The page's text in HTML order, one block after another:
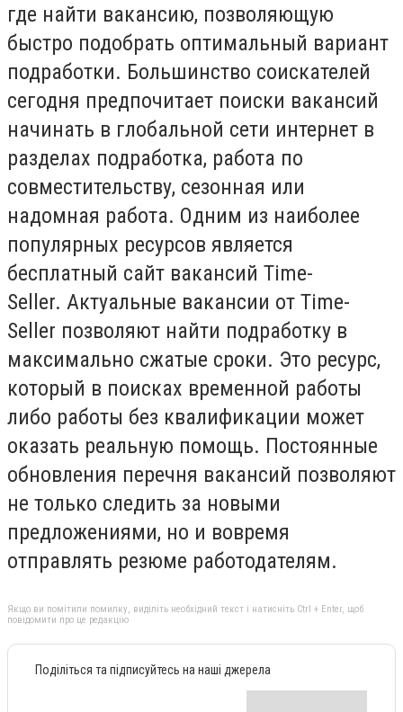
где найти вакансию, позволяющую
быстро подобрать оптимальный вариант
подработки. Большинство соискателей
сегодня предпочитает поиски вакансий
начинать в глобальной сети интернет в
разделах подработка, работа по
совместительству, сезонная или
надомная работа. Одним из наиболее
популярных ресурсов является
бесплатный сайт вакансий Time-
Seller. Актуальные вакансии от Time-
Seller позволяют найти подработку в
максимально сжатые сроки. Это ресурс,
который в поисках временной работы
либо работы без квалификации может
оказать реальную помощь. Постоянные
обновления перечня вакансий позволяют
не только следить за новыми
предложениями, но и вовремя
отправлять резюме работодателям.
Якщо ви помітили помилку, виділіть необхідний текст і натисніть Ctrl + Enter, щоб
повідомити про це редакцію
Поділіться та підписуйтесь на наші джерела